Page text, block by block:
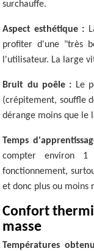
surchauffe.
Aspect esthétique :
profiter d'une "très
l'utilisateur. La large
Bruit du poêle : Le
(crépitement, souffle
dérange moins que le
Temps
compter environ
fonctionnement,
et donc plus ou moins
Confort
masse
Températures